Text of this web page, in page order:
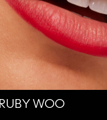
RUBY WOO